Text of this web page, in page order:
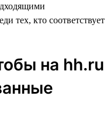
тех, кто соответствует
на hh.ru